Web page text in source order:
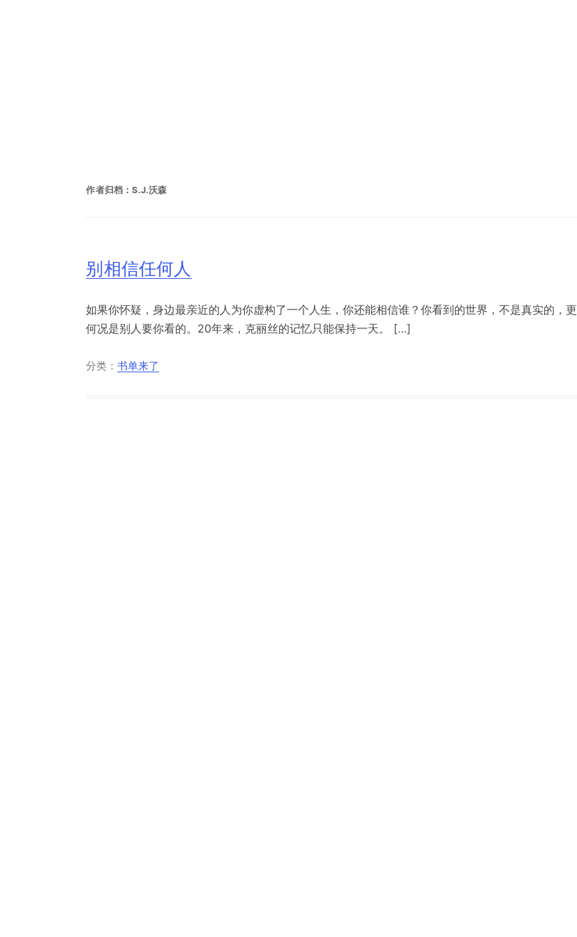
作者归档：S.J.沃森
别相信任何人
如果你怀疑，身边最亲近的人为你虚构了一个人生，你还能相信谁？你看到的世界，不是真实的，更
何况是别人要你看的。20年来，克丽丝的记忆只能保持一天。 […]
分类：书单来了